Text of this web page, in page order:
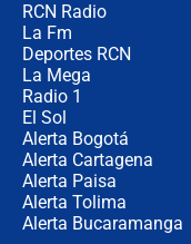
RCN Radio
La Fm
Deportes RCN
La Mega
Radio 1
El Sol
Alerta Bogotá
Alerta Cartagena
Alerta Paisa
Alerta Tolima
Alerta Bucaramanga